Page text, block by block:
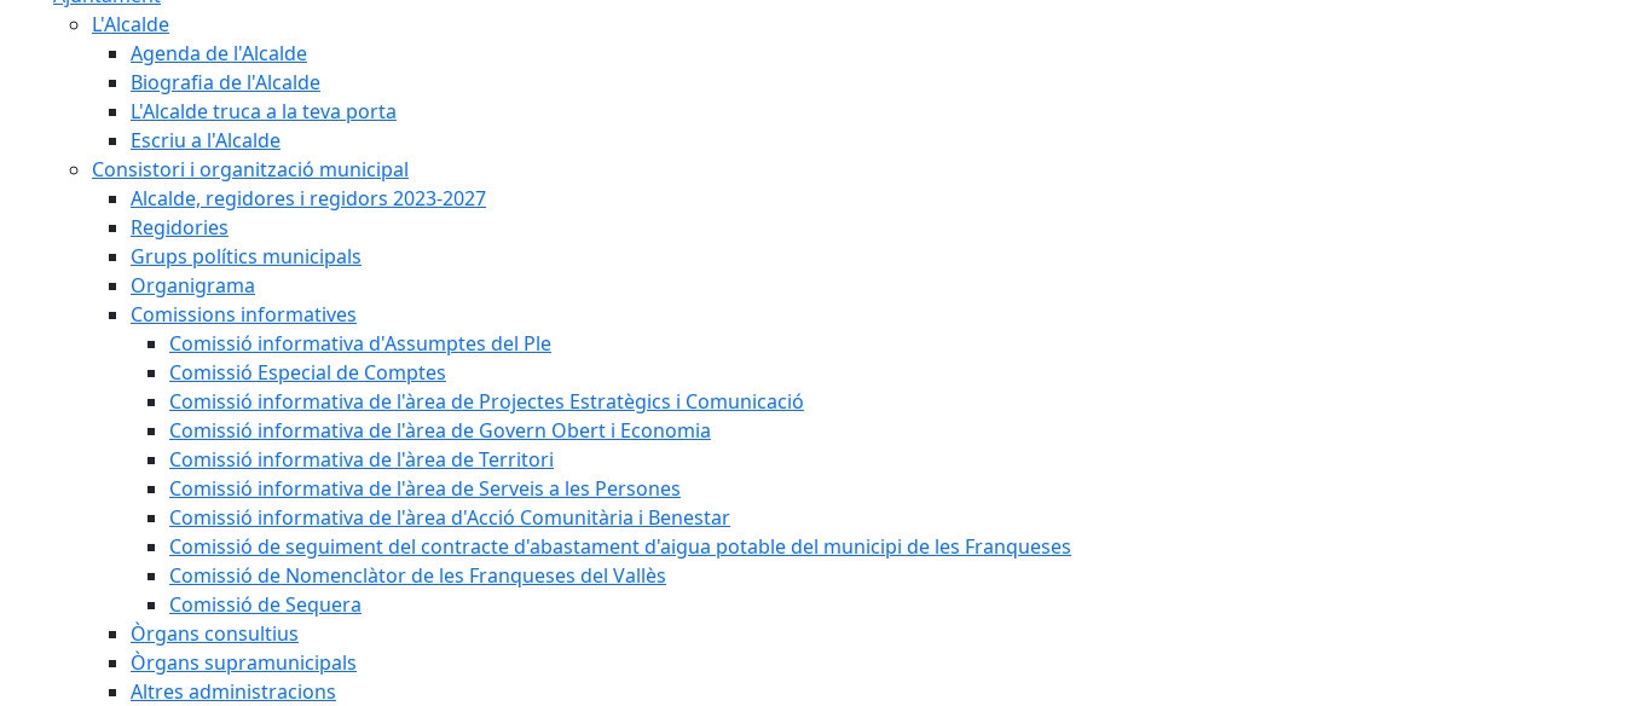
L'Alcalde
Agenda de l'Alcalde
Biografia de l'Alcalde
L'Alcalde truca a la teva porta
Escriu a l'Alcalde
Consistori i organització municipal
Alcalde, regidores i regidors 2023-2027
Regidories
Grups polítics municipals
Organigrama
Comissions informatives
Comissió informativa d'Assumptes del Ple
Comissió Especial de Comptes
Comissió informativa de l'àrea de Projectes Estratègics i Comunicació
Comissió informativa de l'àrea de Govern Obert i Economia
Comissió informativa de l'àrea de Territori
Comissió informativa de l'àrea de Serveis a les Persones
Comissió informativa de l'àrea d'Acció Comunitària i Benestar
Comissió de seguiment del contracte d'abastament d'aigua potable del municipi de les Franqueses
Comissió de Nomenclàtor de les Franqueses del Vallès
Comissió de Sequera
Òrgans consultius
Òrgans supramunicipals
Altres administracions